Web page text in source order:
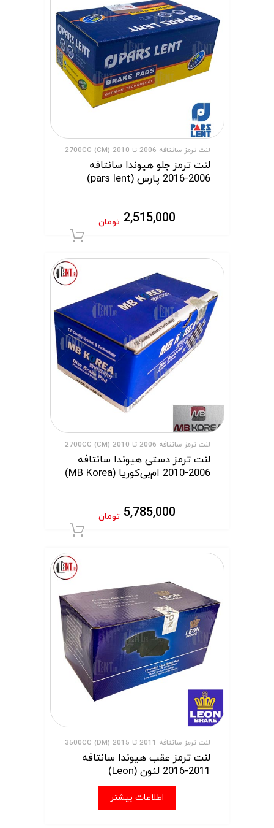
لنت ترمز سانتافه 2006 تا 2010 (CM) 2700CC
لنت ترمز جلو هیوندا سانتافه
2006-2016 پارس (pars lent)
2,515,000 تومان
لنت ترمز سانتافه 2006 تا 2010 (CM) 2700CC
لنت ترمز دستی هیوندا سانتافه
2006-2010 ام‌بی‌کوریا (MB Korea)
5,785,000 تومان
لنت ترمز سانتافه 2011 تا 2015 (DM) 3500CC
لنت ترمز عقب هیوندا سانتافه
2011-2016 لئون (Leon)
اطلاعات بیشتر